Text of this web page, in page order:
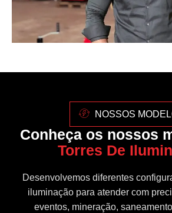
NOSSOS
Conheça os nossos
Torres De
Desenvolvemos diferentes
iluminação para atender com
eventos, mineração,